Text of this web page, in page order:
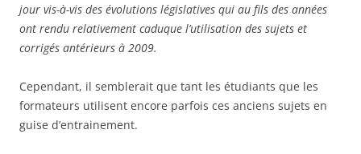
jour vis-à-vis des évolutions législatives qui au fils des années
ont rendu relativement caduque l’utilisation des sujets et
corrigés antérieurs à 2009.
Cependant, il semblerait que tant les étudiants que les
formateurs utilisent encore parfois ces anciens sujets en
guise d’entrainement.